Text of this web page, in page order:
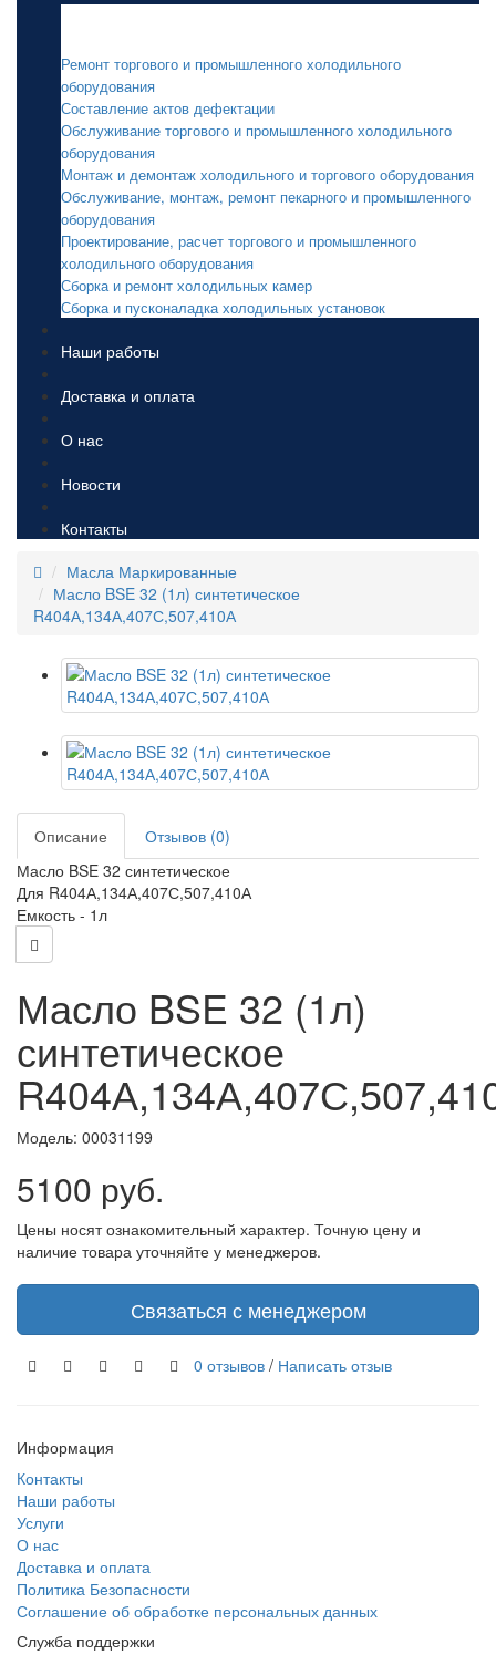
Ремонт торгового и промышленного холодильного
оборудования
Составление актов дефектации
Обслуживание торгового и промышленного холодильного
оборудования
Монтаж и демонтаж холодильного и торгового оборудования
Обслуживание, монтаж, ремонт пекарного и промышленного
оборудования
Проектирование, расчет торгового и промышленного
холодильного оборудования
Сборка и ремонт холодильных камер
Сборка и пусконаладка холодильных установок
Наши работы
Доставка и оплата
О нас
Новости
Контакты
Масла Маркированные
Масло BSE 32 (1л) синтетическое
R404А,134А,407С,507,410А
Описание
Отзывов (0)
Масло BSE 32 синтетическое
Для R404А,134А,407С,507,410А
Емкость - 1л
Масло BSE 32 (1л)
синтетическое
Модель: 00031199
5100 руб.
Цены носят ознакомительный характер. Точную цену и
наличие товара уточняйте у менеджеров.
Связаться с менеджером
0 отзывов / Написать отзыв
Информация
Контакты
Наши работы
Услуги
О нас
Доставка и оплата
Политика Безопасности
Соглашение об обработке персональных данных
Служба поддержки